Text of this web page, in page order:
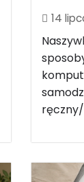
14
ręczny/